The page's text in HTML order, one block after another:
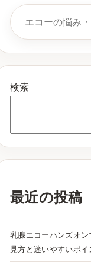
検索キーワード
検索
最近の投稿
乳腺エコーハンズオ
見方と迷いやすいポイ